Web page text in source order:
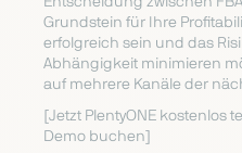
Grundstein für Ihre
erfolgreich sein und das
Abhängigkeit minimieren
auf mehrere Kanäle der
[Jetzt PlentyONE kostenlos
Demo buchen]